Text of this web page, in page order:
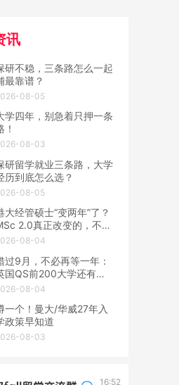
讯
研不稳，三条路怎么一起
最靠谱？
08-05
学四年，别急着只押一条
！
08-03
研留学就业三条路，大学
历到底怎么选？
08-05
大经管硕士“变两年”了？
2.0真正改变的，不只
学制08-04
过9月，不必再等一年：
国QS前200大学还有春
硕士！08-04
一个！曼大/华威27年入
政策早知道
08-03
16:52